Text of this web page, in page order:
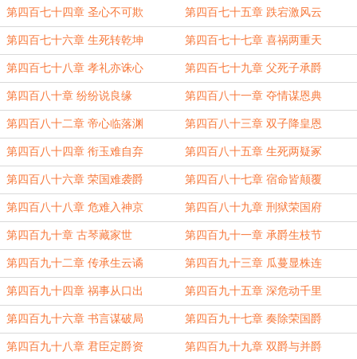
第四百七十四章 圣心不可欺 第四百七十五章 跌宕激风云
第四百七十六章 生死转乾坤 第四百七十七章 喜祸两重天
第四百七十八章 孝礼亦诛心 第四百七十九章 父死子承爵
第四百八十章 纷纷说良缘 第四百八十一章 夺情谋恩典
第四百八十二章 帝心临落渊 第四百八十三章 双子降皇恩
第四百八十四章 衔玉难自弃 第四百八十五章 生死两疑冢
第四百八十六章 荣国难袭爵 第四百八十七章 宿命皆颠覆
第四百八十八章 危难入神京 第四百八十九章 刑狱荣国府
第四百九十章 古琴藏家世 第四百九十一章 承爵生枝节
第四百九十二章 传承生云谲 第四百九十三章 瓜蔓显株连
第四百九十四章 祸事从口出 第四百九十五章 深危动千里
第四百九十六章 书言谋破局 第四百九十七章 奏除荣国爵
第四百九十八章 君臣定爵资 第四百九十九章 双爵与并爵